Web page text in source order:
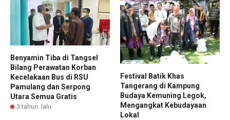
Benyamin Tiba di Tangsel
Bilang Perawatan Korban
Kecelakaan Bus di RSU
Pamulang dan Serpong
Utara Semua Gratis
3 tahun lalu
Festival Batik Khas
Tangerang di Kampung
Budaya Kemuning Legok,
Mengangkat Kebudayaan
Lokal